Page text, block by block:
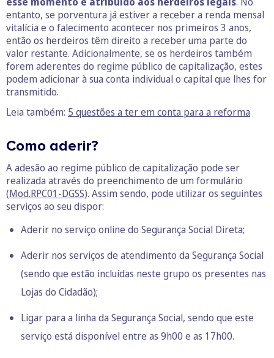
entanto, se porventura já estiver a receber a renda mensal
vitalícia e o falecimento acontecer nos primeiros 3 anos,
então os herdeiros têm direito a receber uma parte do
valor restante. Adicionalmente, se os herdeiros também
forem aderentes do regime público de capitalização, estes
podem adicionar à sua conta individual o capital que lhes for
transmitido.
Leia também: 5 questões a ter em conta para a reforma
Como aderir?
A adesão ao regime público de capitalização pode ser
realizada através do preenchimento de um formulário
(Mod.RPC01-DGSS). Assim sendo, pode utilizar os seguintes
serviços ao seu dispor:
Aderir no serviço online do Segurança Social Direta;
Aderir nos serviços de atendimento da Segurança Social
(sendo que estão incluídas neste grupo os presentes nas
Lojas do Cidadão);
Ligar para a linha da Segurança Social, sendo que este
serviço está disponível entre as 9h00 e as 17h00.